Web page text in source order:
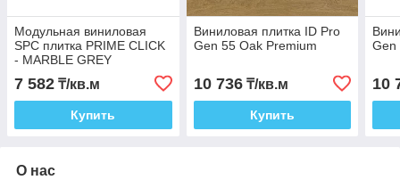
Модульная виниловая
SPC плитка PRIME CLICK
- MARBLE GREY
7 582 ₸/кв.м
Купить
Виниловая плитка ID Pro
Gen 55 Oak Premium
10 736₸/кв.м
Купить
Gen
10
О нас